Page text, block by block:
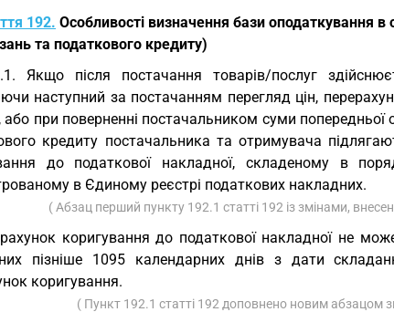
192. Особливості визначення бази оподаткування
та податкового кредиту)
Якщо після постачання товарів/послуг
наступний за постачанням перегляд цін,
або при поверненні постачальником суми
кредиту постачальника та отримувача
до податкової накладної, складеному в
в Єдиному реєстрі податкових накладних.
( Абзац перший пункту 192.1 статті 192 із змінами,
коригування до податкової накладної не
пізніше 1095 календарних днів з дати
коригування.
( Пункт 192.1 статті 192 доповнено новим абзацом